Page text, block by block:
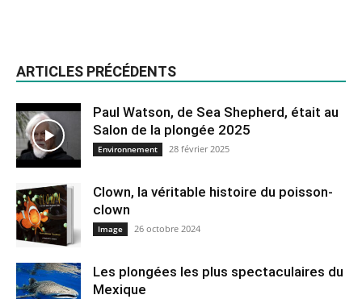
ARTICLES PRÉCÉDENTS
Paul Watson, de Sea Shepherd, était au
Salon de la plongée 2025
Environnement 28 février 2025
Clown, la véritable histoire du poisson-
clown
Image 26 octobre 2024
Les plongées les plus spectaculaires du
Mexique